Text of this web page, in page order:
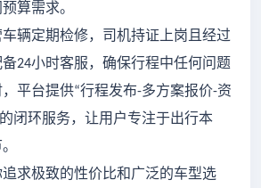
算需求。
车辆定期检修，司机持证上岗且经过
备24小时客服，确保行程中任何问题
平台提供“行程发布-多方案报价-资
的闭环服务，让用户专注于出行本
求极致的性价比和广泛的车型选